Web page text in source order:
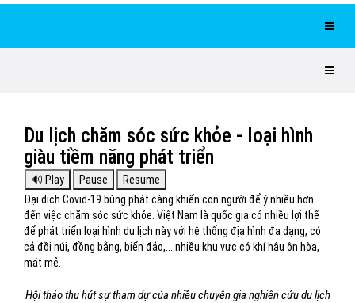
Du lịch chăm sóc sức khỏe - loại hình
giàu tiềm năng phát triển
Đại dịch Covid-19 bùng phát càng khiến con người để ý nhiều hơn
đến việc chăm sóc sức khỏe. Việt Nam là quốc gia có nhiều lợi thế
để phát triển loại hình du lịch này với hệ thống địa hình đa dạng, có
cả đồi núi, đồng bằng, biển đảo,... nhiều khu vực có khí hậu ôn hòa,
mát mẻ.
Hội thảo thu hút sự tham dự của nhiều chuyên gia nghiên cứu du lịch